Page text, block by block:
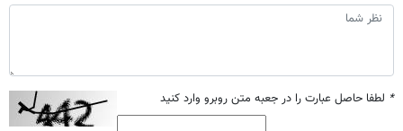
* لطفا حاصل عبارت را در جعبه متن روبرو وارد کنید